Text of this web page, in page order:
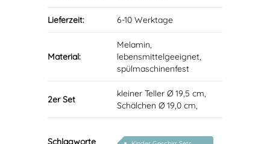
Lieferzeit: 6-10 Werktage
Material:
Melamin,
lebensmittelgeeignet,
spülmaschinenfest
2er Set
kleiner Teller Ø 19,5 cm,
Schälchen Ø 19,0 cm,
Schlagworte